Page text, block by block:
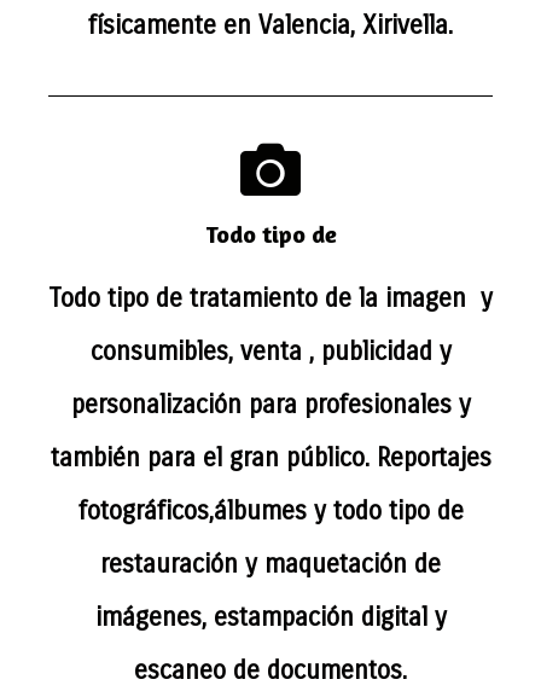
físicamente en Valencia, Xirivella.
Todo tipo de
Todo tipo de tratamiento de la imagen y
consumibles, venta , publicidad y
personalización para profesionales y
también para el gran público. Reportajes
fotográficos,álbumes y todo tipo de
restauración y maquetación de
imágenes, estampación digital y
escaneo de documentos.